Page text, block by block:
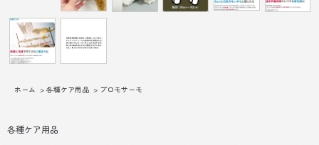
ホーム > 各種ケア用品 > プロモサーモ
各種ケア用品